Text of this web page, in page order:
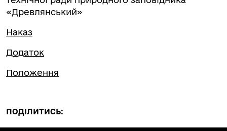
«Древлянський»
Наказ
Додаток
Положення
ПОДІЛИТИСЬ: